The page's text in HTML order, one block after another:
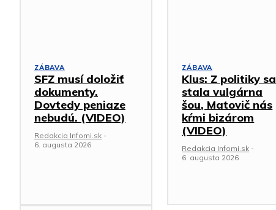
ZÁBAVA
SFZ musí doložiť
dokumenty.
Dovtedy peniaze
nebudú. (VIDEO)
Redakcia Infomi.sk -
6. augusta 2026
ZÁBAVA
Klus: Z politiky sa
stala vulgárna
šou, Matovič nás
kŕmi bizárom
(VIDEO)
Redakcia Infomi.sk -
6. augusta 2026